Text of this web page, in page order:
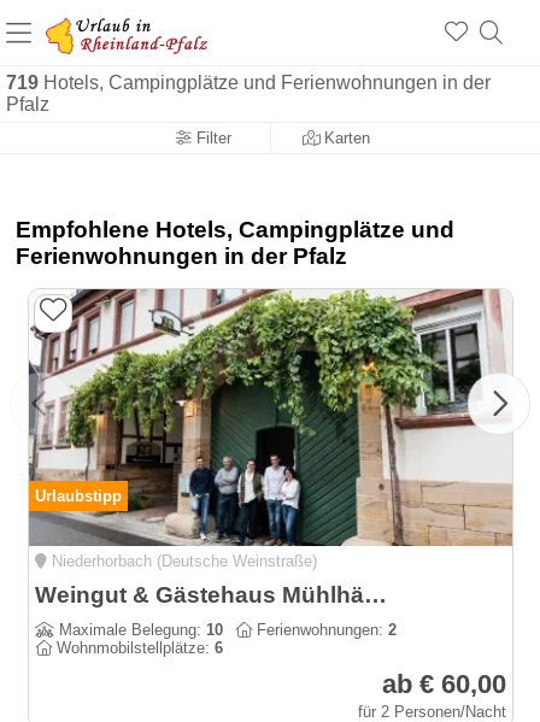
719 Hotels, Campingplätze und Ferienwohnungen in der
Pfalz
Filter Karten
+1.500 Unterkünfte in Rheinland-Pfalz
+1.000 Sehenswürdigkeiten
Über 25 Jahre online
Empfohlene Hotels, Campingplätze und
Ferienwohnungen in der Pfalz
Urlaubstipp
Niederhorbach (Deutsche Weinstraße)
Weingut & Gästehaus Mühlhäuser an der südlichen Weinstraße
Maximale Belegung:10 Ferienwohnungen:2
Wohnmobilstellplätze:6
ab € 60,00
für 2 Personen/Nacht